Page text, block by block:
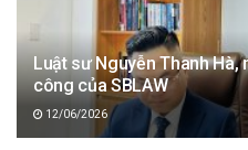
Luật sư Nguyễn Thanh
công của SBLAW
12/06/2026